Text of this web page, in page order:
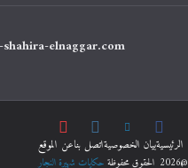
elnaggar.com
الرئيسيةﺑﻴﺎﻥ اﻟﺨﺼﻮﺻﻴﺔاتصل بناعن الموقع
@2026 الحقوق محفوظة حكايات شهيرة النجار